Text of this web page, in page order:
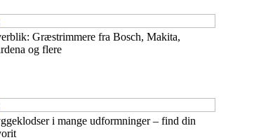
Græstrimmere fra Bosch, Makita,
og flere
i mange udformninger – find din